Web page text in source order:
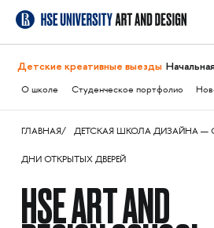
Детские креативные выезды
О школе Студенческое портфолио
ГЛАВНАЯ ДЕТСКАЯ ШКОЛА ДИЗАЙНА —
ДНИ ОТКРЫТЫХ ДВЕРЕЙ
HSE ART AND